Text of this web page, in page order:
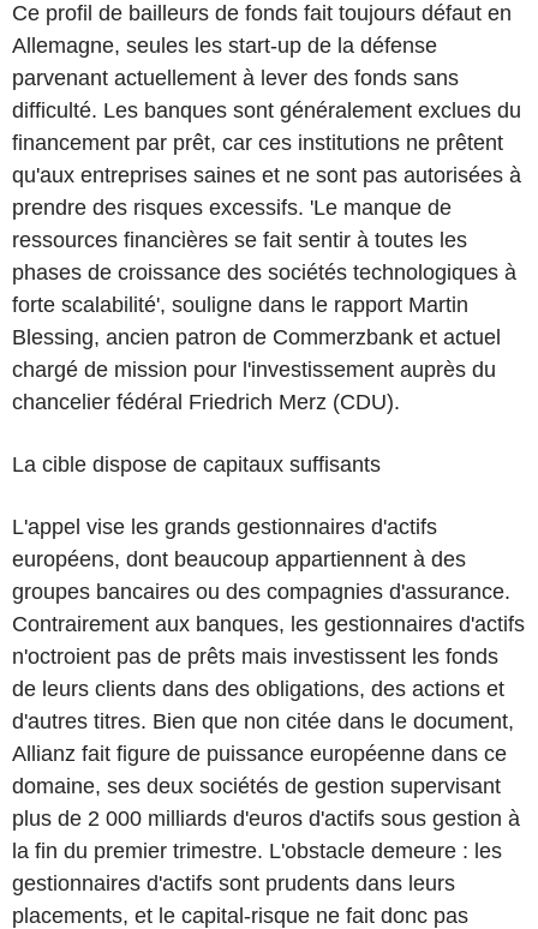
Ce profil de bailleurs de fonds fait toujours défaut en
Allemagne, seules les start-up de la défense
parvenant actuellement à lever des fonds sans
difficulté. Les banques sont généralement exclues du
financement par prêt, car ces institutions ne prêtent
qu'aux entreprises saines et ne sont pas autorisées à
prendre des risques excessifs. 'Le manque de
ressources financières se fait sentir à toutes les
phases de croissance des sociétés technologiques à
forte scalabilité', souligne dans le rapport Martin
Blessing, ancien patron de Commerzbank et actuel
chargé de mission pour l'investissement auprès du
chancelier fédéral Friedrich Merz (CDU).
La cible dispose de capitaux suffisants
L'appel vise les grands gestionnaires d'actifs
européens, dont beaucoup appartiennent à des
groupes bancaires ou des compagnies d'assurance.
Contrairement aux banques, les gestionnaires d'actifs
n'octroient pas de prêts mais investissent les fonds
de leurs clients dans des obligations, des actions et
d'autres titres. Bien que non citée dans le document,
Allianz fait figure de puissance européenne dans ce
domaine, ses deux sociétés de gestion supervisant
plus de 2 000 milliards d'euros d'actifs sous gestion à
la fin du premier trimestre. L'obstacle demeure : les
gestionnaires d'actifs sont prudents dans leurs
placements, et le capital-risque ne fait donc pas